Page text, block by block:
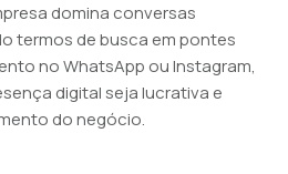
domina conversas
termos de busca em pontes
no WhatsApp ou Instagram,
digital seja lucrativa e
do negócio.